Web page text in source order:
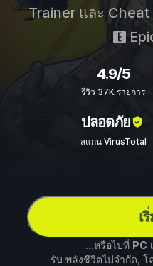
Trainer และ
4.9/5
รีวิว 37K รายการ
ปลอดภัย
สแกน VirusTotal
เ
...หรือไปที่ PC
รับ พลังชีวิตไม่จำกัด, โ